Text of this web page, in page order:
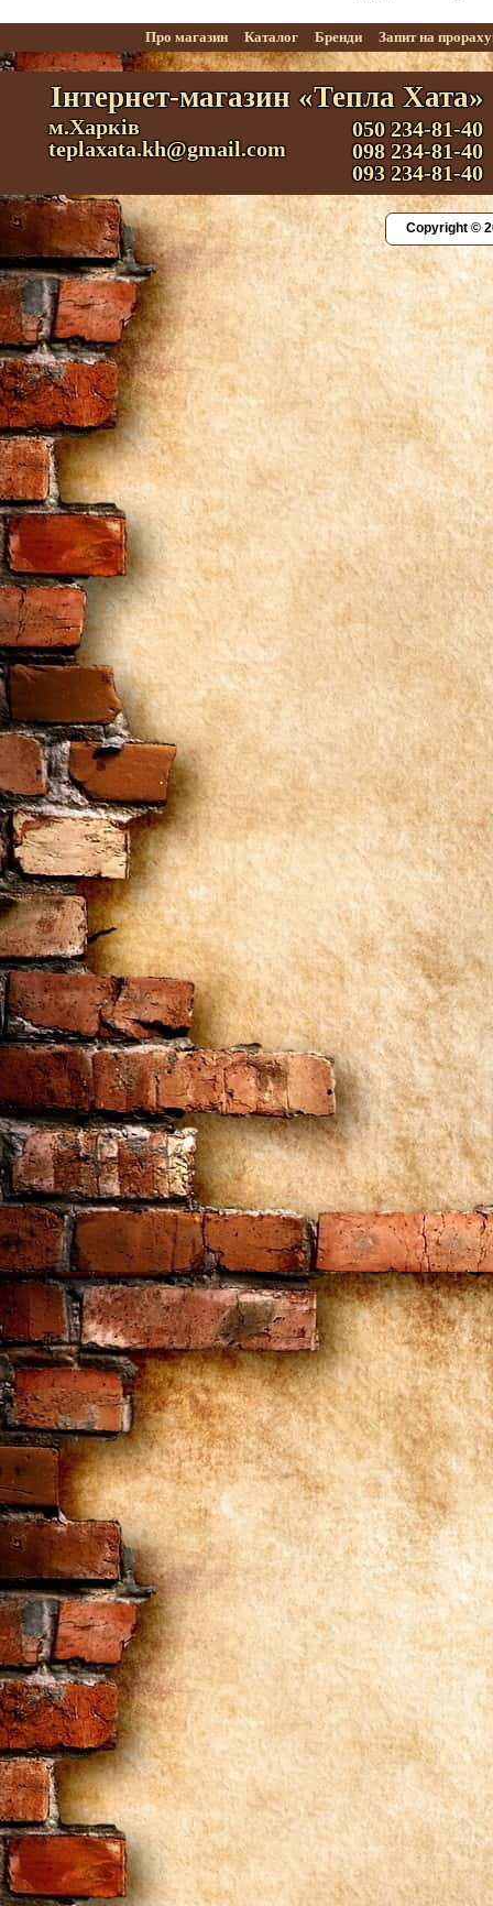
Про магазин Каталог Бренди Запит на
Інтернет-магазин «Тепла Хата»
м.Харків
teplaxata.kh@gmail.com
050 234-81-40
098 234-81-40
093 234-81-40
Copyright ©